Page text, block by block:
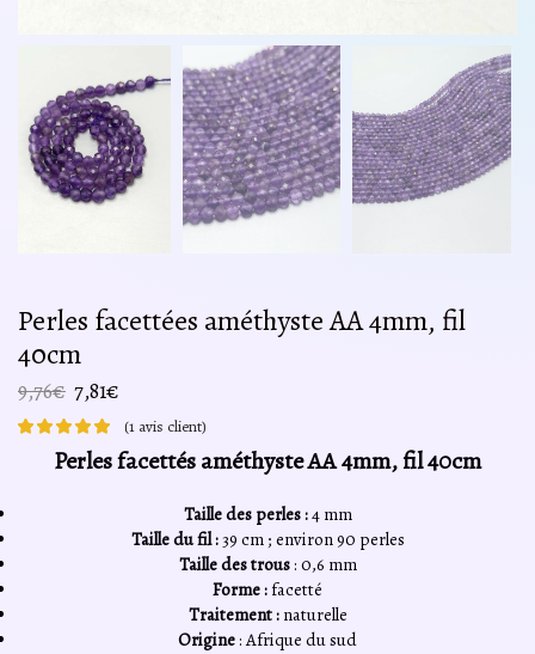
Perles facettées améthyste AA 4mm, fil
40cm
9,76€ Le
prix
initial
était :
7,81€
prix
actuel
est :
(1 avis client)
Perles facettés améthyste AA 4mm, fil 40cm
Taille des perles :4 mm
Taille du fil :39 cm ; environ 90 perles
Taille des trous: 0,6 mm
Forme : facetté
Traitement :naturelle
Origine: Afrique du sud